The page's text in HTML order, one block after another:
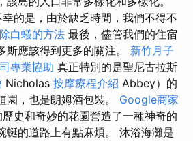
幸的是，由於缺乏時間，我們不得不
白蟻的方法 最後，儘管我們的住宿
斯應該得到更多的關注。 新竹月子
專業協助 真正特別的是聖尼古拉斯
Nicholas 按摩療程介紹 Abbey）的
園，也是朗姆酒包裝。 Google商家
史和奇妙的花園營造了一種神奇的
蜒的道路上有點麻煩。 沐浴海灘是